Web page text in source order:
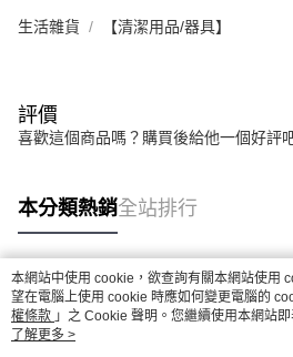
生活雜貨 【清潔用品/器具】
評價
喜歡這個商品嗎？購買後給他一個好評
本分類熱銷全站排行
熱門標籤
本網站中使用 cookie，欲查詢有關本網站使用
望在電腦上使用 cookie 時應如何變更電腦的
權條款 」之 Cookie 聲明。您繼續使用本網站
用條款之 Cookie 聲明使用 cookie。
了解更多 >